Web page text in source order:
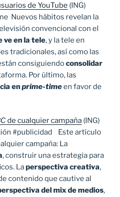
de YouTube (ING)
Nuevos hábitos revelan la
convencional con el
ve en la tele, y la tele en
tradicionales, así como las
consiguiendoconsolidar
Por último, las
enprime-timeen favor de
de cualquier campaña (ING)
#publicidad Este artículo
campaña: La
, construir una estrategia para
Laperspectiva creativa,
contenido que cautive al
del mix de medios,